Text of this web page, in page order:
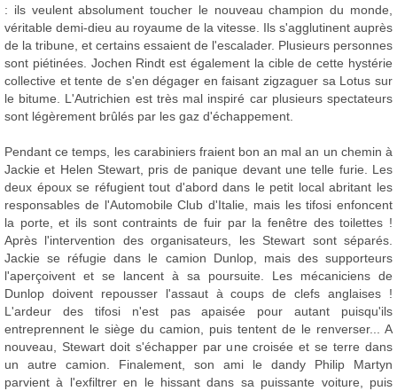
: ils veulent absolument toucher le nouveau champion du monde,
véritable demi-dieu au royaume de la vitesse. Ils s'agglutinent auprès
de la tribune, et certains essaient de l'escalader. Plusieurs personnes
sont piétinées. Jochen Rindt est également la cible de cette hystérie
collective et tente de s'en dégager en faisant zigzaguer sa Lotus sur
le bitume. L'Autrichien est très mal inspiré car plusieurs spectateurs
sont légèrement brûlés par les gaz d'échappement.
Pendant ce temps, les carabiniers fraient bon an mal an un chemin à
Jackie et Helen Stewart, pris de panique devant une telle furie. Les
deux époux se réfugient tout d'abord dans le petit local abritant les
responsables de l'Automobile Club d'Italie, mais les tifosi enfoncent
la porte, et ils sont contraints de fuir par la fenêtre des toilettes !
Après l'intervention des organisateurs, les Stewart sont séparés.
Jackie se réfugie dans le camion Dunlop, mais des supporteurs
l'aperçoivent et se lancent à sa poursuite. Les mécaniciens de
Dunlop doivent repousser l'assaut à coups de clefs anglaises !
L'ardeur des tifosi n'est pas apaisée pour autant puisqu'ils
entreprennent le siège du camion, puis tentent de le renverser... A
nouveau, Stewart doit s'échapper par une croisée et se terre dans
un autre camion. Finalement, son ami le dandy Philip Martyn
parvient à l'exfiltrer en le hissant dans sa puissante voiture, puis